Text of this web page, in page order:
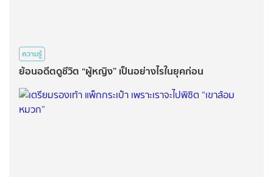
ความรู้
ย้อนอดีตดูชีวิต “ผู้หญิง” เป็นอย่างไรในยุคก่อน